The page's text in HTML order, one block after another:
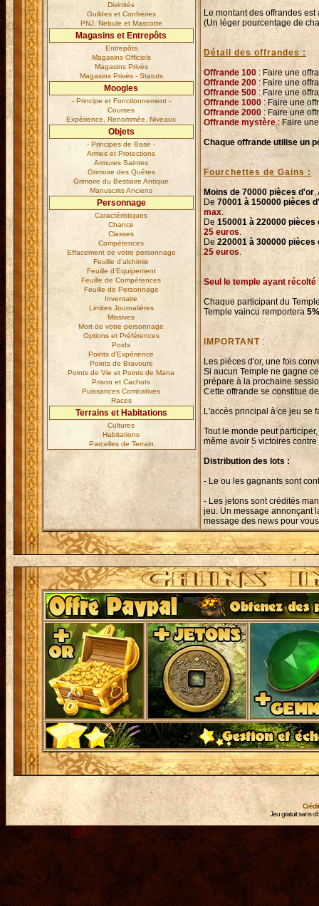
Divinités
Guildes et Confréries
PNJ, Nebule et Mascotte
Magasins et Entrepôts
Entrepôts
Magasins Officiels
Magasins Privés
Magasins Privés - Statuts
Moogles
- Principe et Fonctionnement -
Courses
Expérience, Renommée, Niveaux
Objets
- Principes de Base -
Armes et Protections
Armures Saintes
Grimoire des Quêtes
Grimoire du Bestiaire Antique
Manuscrits Anciens
Personnage
Caractéristiques
Chance
Classes
Compétences
Effacement de votre personnage
Feuille d'alchimie
Feuille d'Equipement
Feuille de Compétences
Feuille de Personnage
Inventaire
Limites Journalières
Missives
Mort de votre personnage
Options et Préférences
Poids
Points d'Expérience
Points de Bravoure
Points de Vie et Points de Mana
Prison et Cachots
Puissances Combatives
Races
Terrains et Habitations
Cultures
Habitations
Parcelles de Terrain
Le montant des offrandes
(Un léger pourcentage de
Détail des offrandes :
Offrande 100 : Faire une
Offrande 200 : Faire une
Offrande 500 : Faire une
Offrande 1000 : Faire une
Offrande 2000 : Faire une
Offrande mystère: Faire
Chaque offrande utilise un
Fourchettes de Gains :
Moins de 70000 pièces d'or,
De 70001 à 150000 pièces
max.
De 150001 à 220000 pièces
25 euros.
De 220001 à 300000 pièces
25 euros.
Seul le temple ayant
Chaque participant du
Temple vaincu remportera 5%
IMPORTANT :
Les pièces d'or, une fois
Si aucun Temple ne gagne
prépare à la prochaine
Cette offrande se constitue
L'accès principal à ce jeu se
Tout le monde peut
même avoir 5 victoires
Distribution des lots :
- Le ou les gagnants sont
- Les jetons sont crédités
jeu. Un message annonçant
message des news pour
Jeu gratuit sans